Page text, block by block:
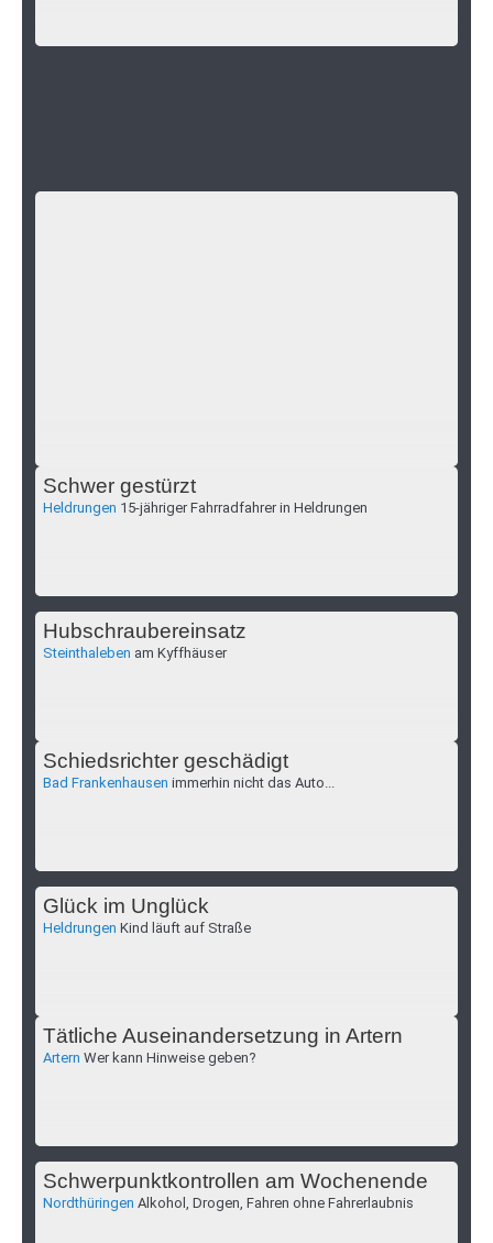
Schwer gestürzt
Heldrungen 15-jähriger Fahrradfahrer in Heldrungen
Hubschraubereinsatz
Steinthaleben am Kyffhäuser
Schiedsrichter geschädigt
Bad Frankenhausen immerhin nicht das Auto...
Glück im Unglück
Heldrungen Kind läuft auf Straße
Tätliche Auseinandersetzung in Artern
Artern Wer kann Hinweise geben?
Schwerpunktkontrollen am Wochenende
Nordthüringen Alkohol, Drogen, Fahren ohne Fahrerlaubnis